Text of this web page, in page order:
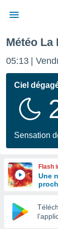
de
en
Météo La
05:13
Ciel
Sensation
Flash
Une